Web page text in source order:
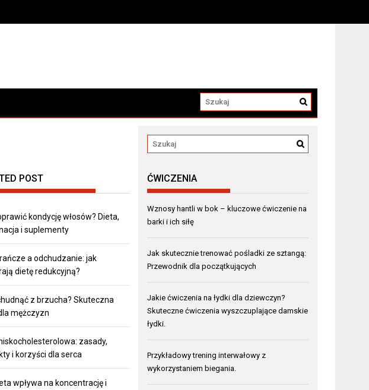
POST
kondycję włosów? Dieta,
i suplementy
a odchudzanie: jak
dietę redukcyjną?
z brzucha? Skuteczna
mężczyzn
zasady,
i korzyści dla serca
wpływa na koncentrację i
ĆWICZENIA
Wznosy hantli w bok – kluczowe ćwiczenie na
barki i ich siłę
Jak skutecznie trenować pośladki ze sztangą:
Przewodnik dla początkujących
Jakie ćwiczenia na łydki dla dziewczyn?
Skuteczne ćwiczenia wyszczuplające damskie
łydki.
Przykładowy trening interwałowy z
wykorzystaniem biegania.